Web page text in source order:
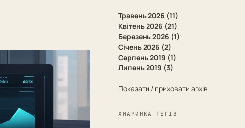
Травень 2026 (11)
Квітень 2026 (21)
Березень 2026 (1)
Січень 2026 (2)
Серпень 2019 (1)
Липень 2019 (3)
Показати / приховати архів
ХМАРИНКА ТЕГІВ